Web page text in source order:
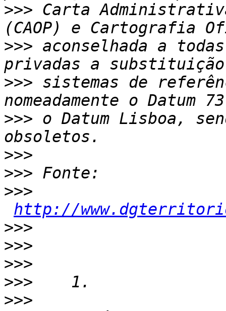
>>> Carta
>>> aconselhada a
>>> sistemas de
>>> o Datum Lisboa,
>>>
>>>
>>>
http://
>>>
>>>
>>>
>>>
>>>